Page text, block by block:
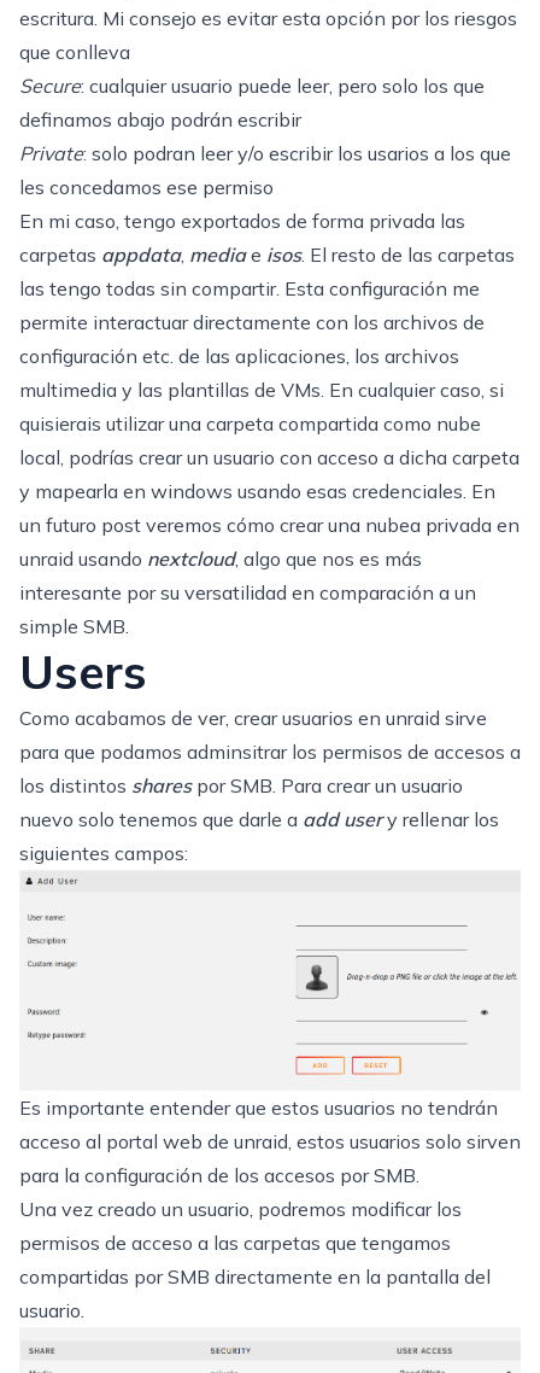
escritura. Mi consejo es evitar esta opción por los riesgos
que conlleva
Secure: cualquier usuario puede leer, pero solo los que
definamos abajo podrán escribir
Private: solo podran leer y/o escribir los usarios a los que
les concedamos ese permiso
En mi caso, tengo exportados de forma privada las
carpetas appdata, mediae isos. El resto de las carpetas
las tengo todas sin compartir. Esta configuración me
permite interactuar directamente con los archivos de
configuración etc. de las aplicaciones, los archivos
multimedia y las plantillas de VMs. En cualquier caso, si
quisierais utilizar una carpeta compartida como nube
local, podrías crear un usuario con acceso a dicha carpeta
y mapearla en windows usando esas credenciales. En
un futuro post veremos cómo crear una nubea privada en
unraid usando nextcloud, algo que nos es más
interesante por su versatilidad en comparación a un
simple SMB.
Users
Como acabamos de ver, crear usuarios en unraid sirve
para que podamos adminsitrar los permisos de accesos a
los distintos sharespor SMB. Para crear un usuario
nuevo solo tenemos que darle a add usery rellenar los
siguientes campos:
Es importante entender que estos usuarios no tendrán
acceso al portal web de unraid, estos usuarios solo sirven
para la configuración de los accesos por SMB.
Una vez creado un usuario, podremos modificar los
permisos de acceso a las carpetas que tengamos
compartidas por SMB directamente en la pantalla del
usuario.